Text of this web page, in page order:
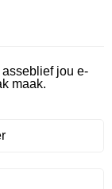
jou e-
maak.